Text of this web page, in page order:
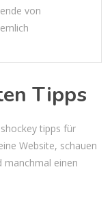
von
Tipps
tipps für
Website, schauen
manchmal einen